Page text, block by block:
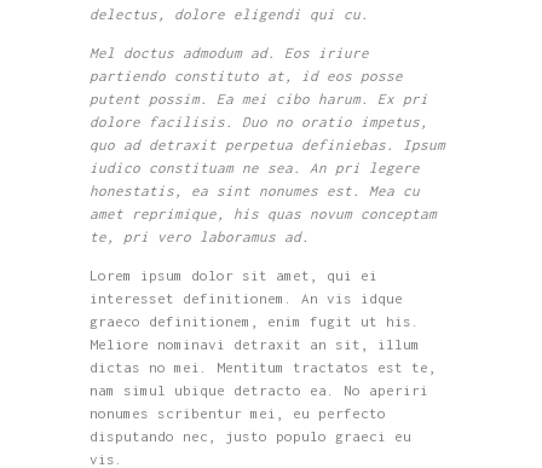
delectus, dolore eligendi qui cu.
Mel doctus admodum ad. Eos iriure
partiendo constituto at, id eos posse
putent possim. Ea mei cibo harum. Ex pri
dolore facilisis. Duo no oratio impetus,
quo ad detraxit perpetua definiebas. Ipsum
iudico constituam ne sea. An pri legere
honestatis, ea sint nonumes est. Mea cu
amet reprimique, his quas novum conceptam
te, pri vero laboramus ad.
Lorem ipsum dolor sit amet, qui ei
interesset definitionem. An vis idque
graeco definitionem, enim fugit ut his.
Meliore nominavi detraxit an sit, illum
dictas no mei. Mentitum tractatos est te,
nam simul ubique detracto ea. No aperiri
nonumes scribentur mei, eu perfecto
disputando nec, justo populo graeci eu
vis.